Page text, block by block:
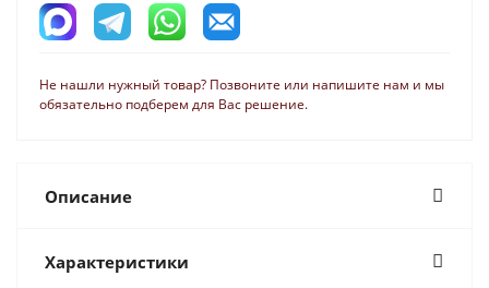
Не нашли нужный товар? Позвоните или напишите нам и мы
обязательно подберем для Вас решение.
Описание
Характеристики